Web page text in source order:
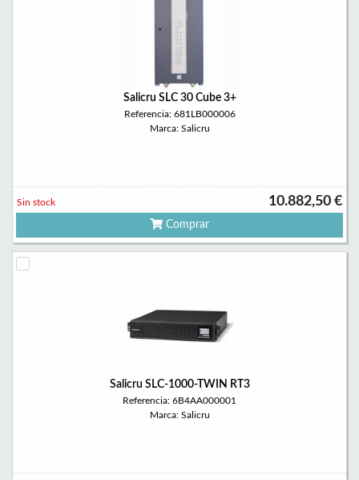
Salicru SLC 30 Cube 3+
Referencia: 681LB000006
Marca: Salicru
10.882,50 €
Sin stock
Comprar
Salicru SLC-1000-TWIN RT3
Referencia: 6B4AA000001
Marca: Salicru